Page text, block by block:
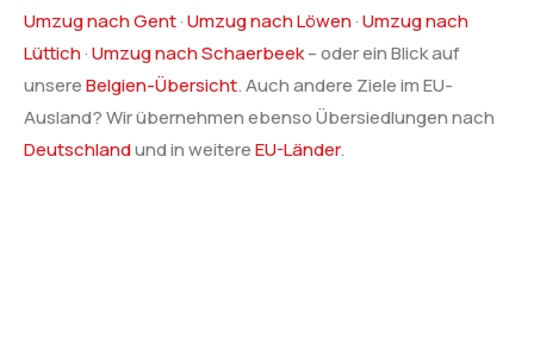
Umzug nach Gent·Umzug nach Löwen·Umzug nach
Lüttich·Umzug nach Schaerbeek– oder ein Blick auf
unsereBelgien-Übersicht. Auch andere Ziele im EU-
Ausland? Wir übernehmen ebenso Übersiedlungen nach
Deutschlandund in weitereEU-Länder.